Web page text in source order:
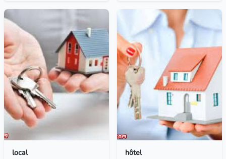
local hôtel